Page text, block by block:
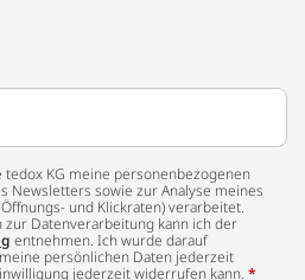
tedox KG meine personenbezogenen
Newsletters sowie zur Analyse meines
und Klickraten) verarbeitet.
Datenverarbeitung kann ich der
entnehmen. Ich wurde darauf
persönlichen Daten jederzeit
jederzeit widerrufen kann. *